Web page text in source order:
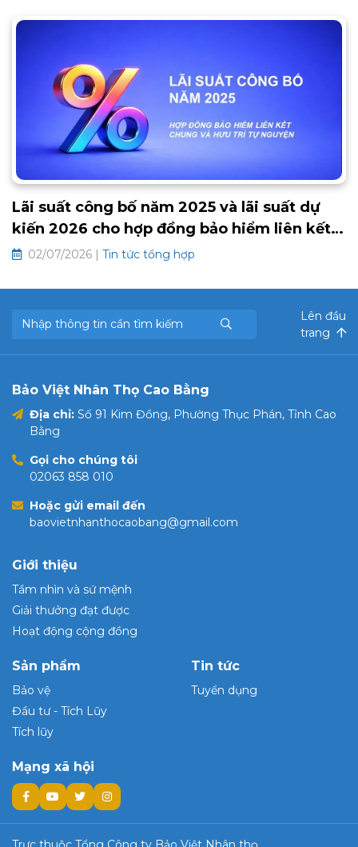
Lãi suất công bố năm 2025 và lãi suất dự
kiến 2026 cho hợp đồng bảo hiểm liên kết
chung và hưu trí tự nguyện
02/07/2026 | Tin tức tổng hợp
Lên đầu
trang
Bảo Việt Nhân Thọ Cao Bằng
Địa chỉ: Số 91 Kim Đồng, Phường Thục Phán, Tỉnh Cao
Bằng
Gọi cho chúng tôi
02063 858 010
Hoặc gửi email đến
baovietnhanthocaobang@gmail.com
Giới thiệu
Tầm nhìn và sứ mệnh
Giải thưởng đạt được
Hoạt động cộng đồng
Sản phẩm
Bảo vệ
Đầu tư - Tích Lũy
Tích lũy
Mạng xã hội
Tin tức
Tuyển dụng